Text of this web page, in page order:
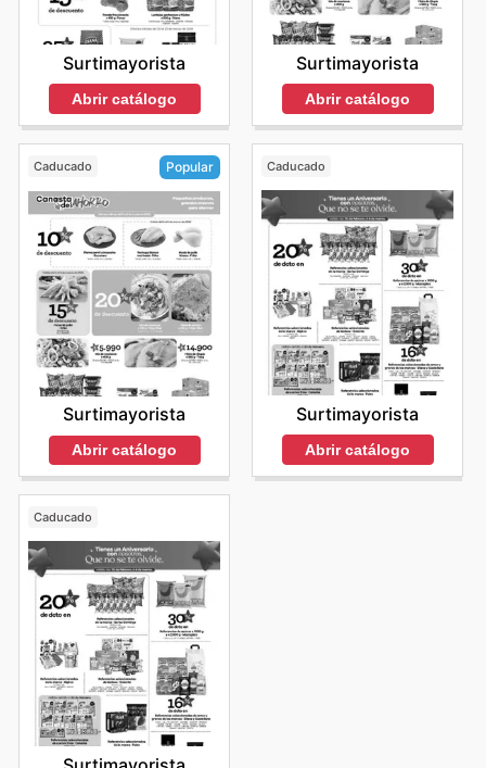
Surtimayorista
Abrir catálogo
Surtimayorista
Abrir catálogo
Caducado Popular
Surtimayorista
Abrir catálogo
Caducado
Surtimayorista
Abrir catálogo
Caducado